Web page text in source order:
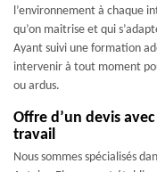
l’environnement à chaque
qu’on maitrise et qui
Ayant suivi une formation
intervenir à tout moment
ou ardus.
Offre d’un devis
travail
Nous sommes spécialisés